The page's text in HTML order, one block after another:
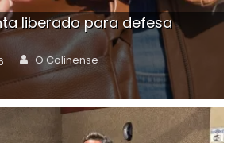
liberado para defesa
Author
O Colinense